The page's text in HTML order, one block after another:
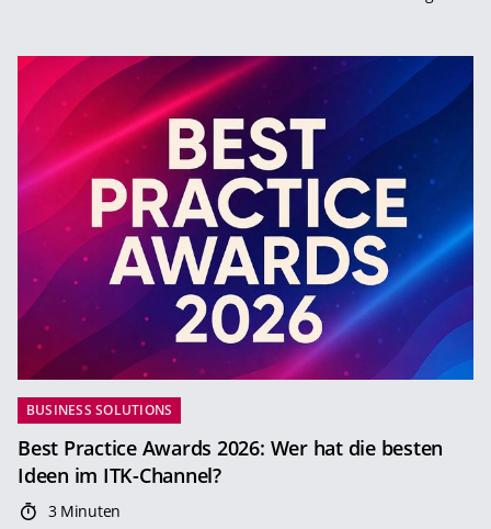
BUSINESS SOLUTIONS
Best Practice Awards 2026: Wer hat die besten
Ideen im ITK-Channel?
3 Minuten